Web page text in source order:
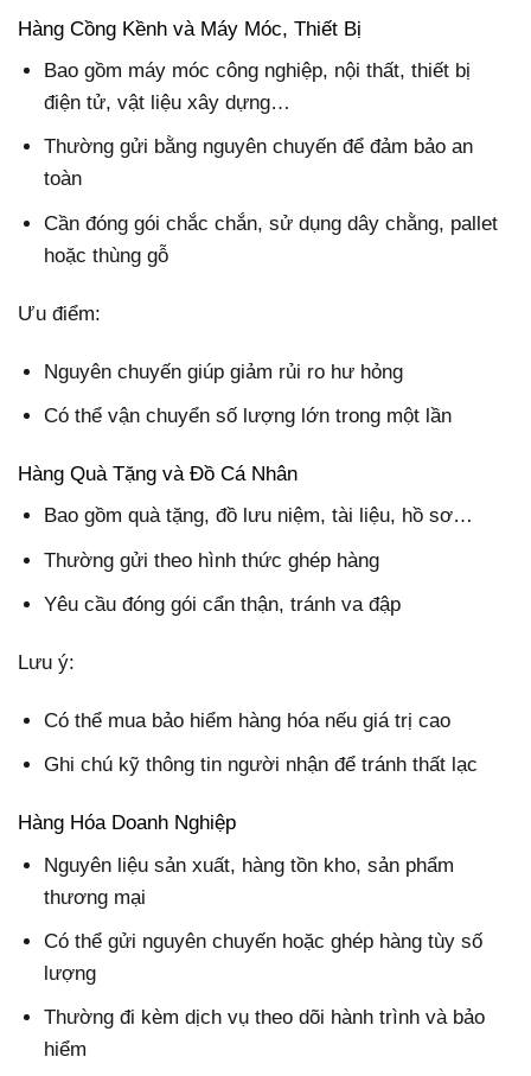
Hàng Cồng Kềnh và Máy Móc, Thiết Bị
Bao gồm máy móc công nghiệp, nội thất, thiết bị
điện tử, vật liệu xây dựng…
Thường gửi bằng nguyên chuyến để đảm bảo an
toàn
Cần đóng gói chắc chắn, sử dụng dây chằng, pallet
hoặc thùng gỗ
Ưu điểm:
Nguyên chuyến giúp giảm rủi ro hư hỏng
Có thể vận chuyển số lượng lớn trong một lần
Hàng Quà Tặng và Đồ Cá Nhân
Bao gồm quà tặng, đồ lưu niệm, tài liệu, hồ sơ…
Thường gửi theo hình thức ghép hàng
Yêu cầu đóng gói cẩn thận, tránh va đập
Lưu ý:
Có thể mua bảo hiểm hàng hóa nếu giá trị cao
Ghi chú kỹ thông tin người nhận để tránh thất lạc
Hàng Hóa Doanh Nghiệp
Nguyên liệu sản xuất, hàng tồn kho, sản phẩm
thương mại
Có thể gửi nguyên chuyến hoặc ghép hàng tùy số
lượng
Thường đi kèm dịch vụ theo dõi hành trình và bảo
hiểm